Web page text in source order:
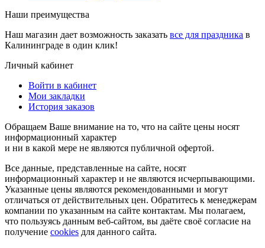
Наши преимущества
Наш магазин дает возможность заказать все для праздника в
Калининграде в один клик!
Личный кабинет
Войти в кабинет
Мои закладки
История заказов
Обращаем Ваше внимание на то, что на сайте цены носят
информационный характер
и ни в какой мере не являются публичной офертой.
Все данные, представленные на сайте, носят
информационный характер и не являются исчерпывающими.
Указанные цены являются рекомендованными и могут
отличаться от действительных цен. Обратитесь к менеджерам
компании по указанным на сайте контактам. Мы полагаем,
что пользуясь данным веб-сайтом, вы даёте своё согласие на
получение cookies для данного сайта.